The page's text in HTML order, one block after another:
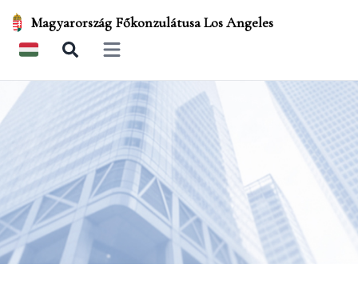
Magyarország Főkonzulátusa Los Angeles
Open main menu